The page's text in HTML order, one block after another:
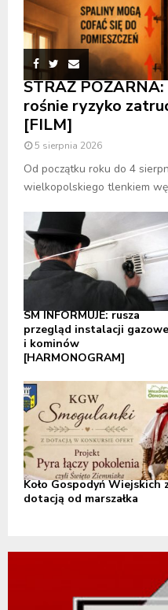
STRAŻ
rośnie ryzyko
[FILM]
5 sierpnia 2026
Od początku roku do 4
wielkopolskiego tlenkiem
SM INFORMUJE: rusza
przegląd instalacji
i kominów
[HARMONOGRAM]
Koło Gospodyń Wiejskich
dotacją od marszałka